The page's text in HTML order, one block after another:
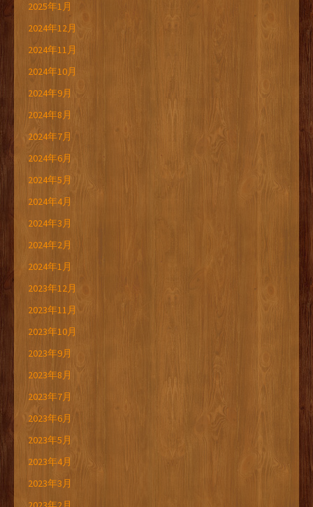
2025年1月
2024年12月
2024年11月
2024年10月
2024年9月
2024年8月
2024年7月
2024年6月
2024年5月
2024年4月
2024年3月
2024年2月
2024年1月
2023年12月
2023年11月
2023年10月
2023年9月
2023年8月
2023年7月
2023年6月
2023年5月
2023年4月
2023年3月